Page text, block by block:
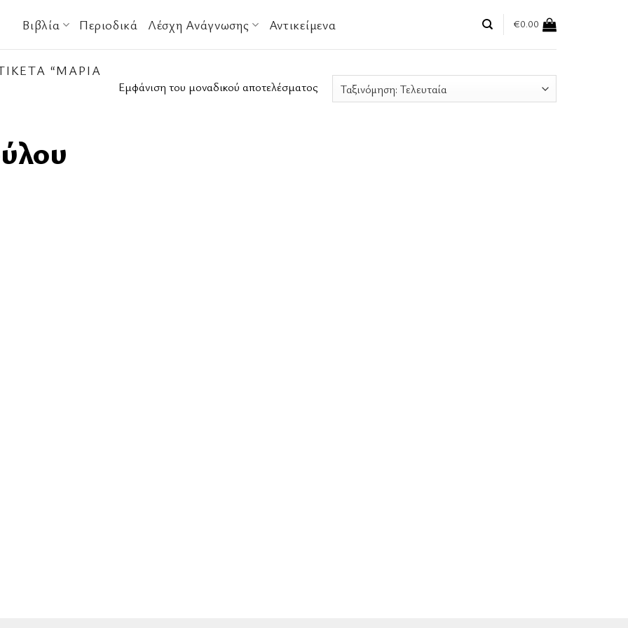
Βιβλία Περιοδικά Λέσχη Ανάγνωσης Αντικείμενα €0.00
“ΜΑΡΊΑ
Εμφάνιση του μοναδικού αποτελέσματος